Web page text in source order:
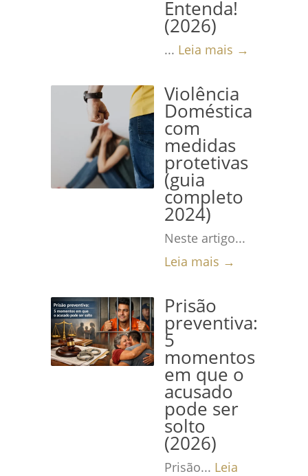
Entenda!
(2026)
... Leia mais →
Violência
Doméstica
com
medidas
protetivas
(guia
completo
2024)
Neste artigo...
Leia mais →
Prisão
preventiva:
5
momentos
em que o
acusado
pode ser
solto
(2026)
Prisão... Leia